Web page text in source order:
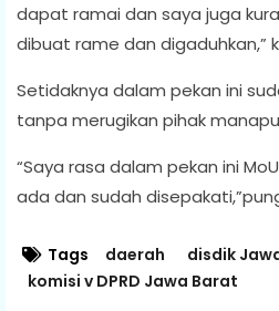
dapat ramai dan saya juga
dibuat rame dan digaduhkan,”
Setidaknya dalam pekan ini
tanpa merugikan pihak
“Saya rasa dalam pekan ini
ada dan sudah
Tags daerah
disdik
komisi v DPRD Jawa Barat